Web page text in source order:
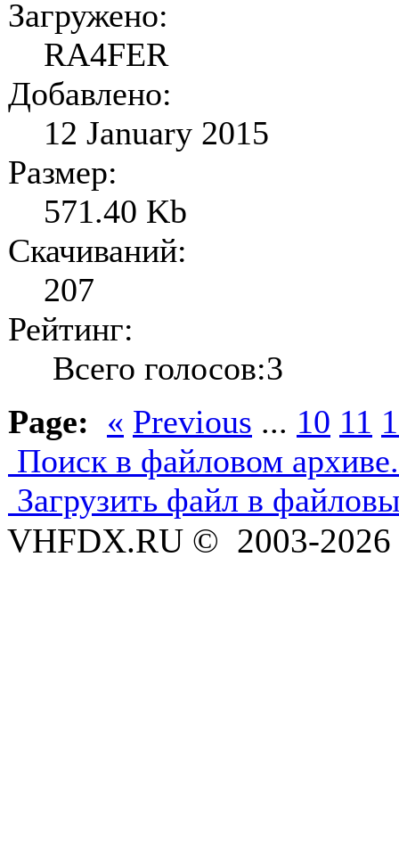
Загружено:
RA4FER
Добавлено:
12 January 2015
Размер:
571.40 Kb
Скачиваний:
207
Рейтинг:
Всего голосов:3
Page: « Previous ... 10 11
Поиск в файловом
Загрузить файл в
VHFDX.RU © 2003-2026